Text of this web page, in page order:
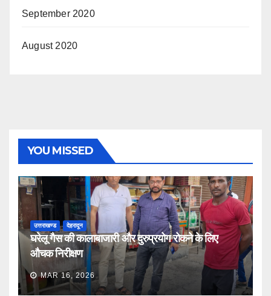
September 2020
August 2020
YOU MISSED
उत्तराखण्ड देहरादून
घरेलू गैस की कालाबाजारी और दुरुप्रयोग रोकने के लिए
औचक निरीक्षण
MAR 16, 2026